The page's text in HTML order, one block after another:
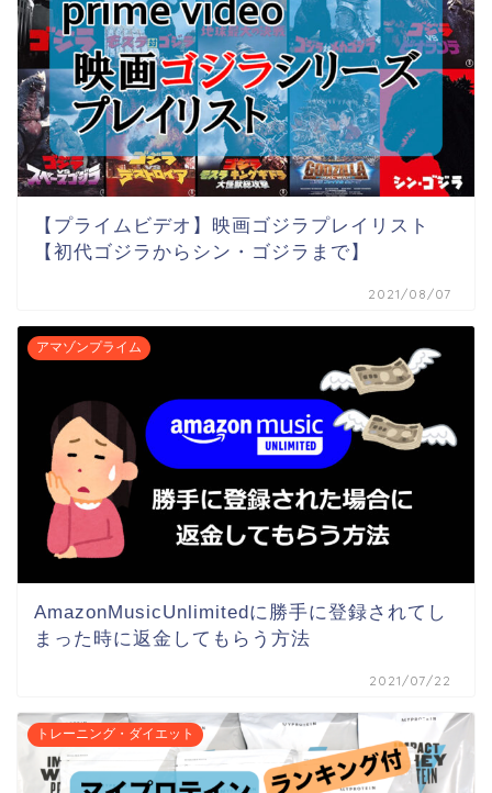
【プライムビデオ】映画ゴジラプレイリスト
【初代ゴジラからシン・ゴジラまで】
2021/08/07
アマゾンプライム
AmazonMusicUnlimitedに勝手に登録されてし
まった時に返金してもらう方法
2021/07/22
トレーニング・ダイエット